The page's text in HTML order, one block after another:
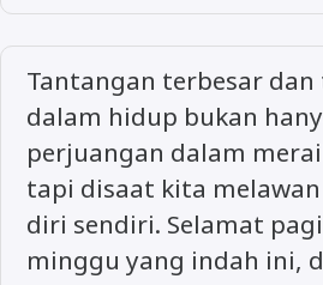
Tantangan terbesar
dalam hidup bukan
perjuangan dalam
tapi disaat kita
diri sendiri. Selamat
minggu yang indah ini,